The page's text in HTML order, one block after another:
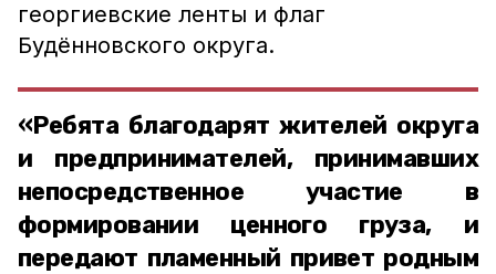
георгиевские ленты и флаг
Будённовского округа.
«Ребята благодарят жителей округа
и предпринимателей, принимавших
непосредственное участие в
формировании ценного груза, и
передают пламенный привет родным